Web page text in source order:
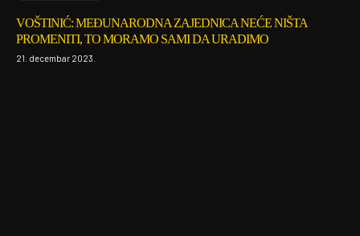
VOŠTINIĆ: MEĐUNARODNA ZAJEDNICA NEĆE NIŠTA
PROMENITI, TO MORAMO SAMI DA URADIMO
21. decembar 2023.